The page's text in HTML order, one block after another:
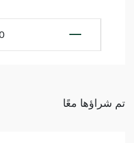
تم شراؤها معًا